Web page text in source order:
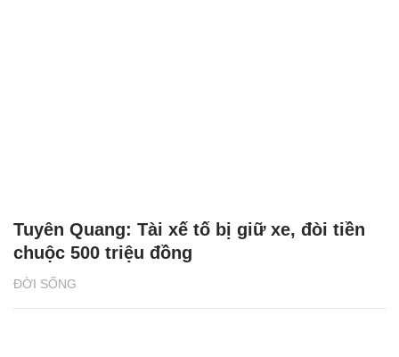
ĐỜI SỐNG
Tuyên Quang: Tài xế tố bị giữ xe, đòi tiền
chuộc 500 triệu đồng